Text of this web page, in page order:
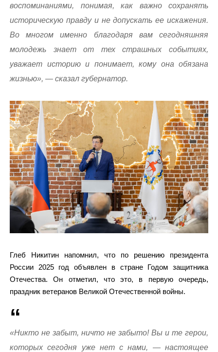
воспоминаниями, понимая, как важно сохранять
историческую правду и не допускать ее искажения.
Во многом именно благодаря вам сегодняшняя
молодежь знает от тех страшных событиях,
уважает историю и понимает, кому она обязана
жизнью», — сказал губернатор.
Глеб Никитин напомнил, что по решению президента
России 2025 год объявлен в стране Годом защитника
Отечества. Он отметил, что это, в первую очередь,
праздник ветеранов Великой Отечественной войны.
«Никто не забыт, ничто не забыто! Вы и те герои,
которых сегодня уже нет с нами, — настоящее